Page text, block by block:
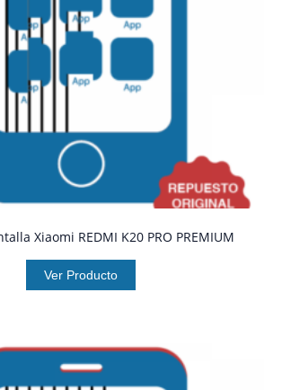
Xiaomi REDMI K20 PRO PREMIUM
Ver Producto